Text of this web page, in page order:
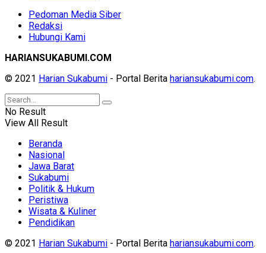
Pedoman Media Siber
Redaksi
Hubungi Kami
HARIANSUKABUMI.COM
© 2021 Harian Sukabumi - Portal Berita hariansukabumi.com.
No Result
View All Result
Beranda
Nasional
Jawa Barat
Sukabumi
Politik & Hukum
Peristiwa
Wisata & Kuliner
Pendidikan
© 2021 Harian Sukabumi - Portal Berita hariansukabumi.com.